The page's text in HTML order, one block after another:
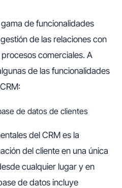
de funcionalidades
de las relaciones con
comerciales. A
de las funcionalidades
de datos de clientes
del CRM es la
del cliente en una única
cualquier lugar y en
de datos incluye